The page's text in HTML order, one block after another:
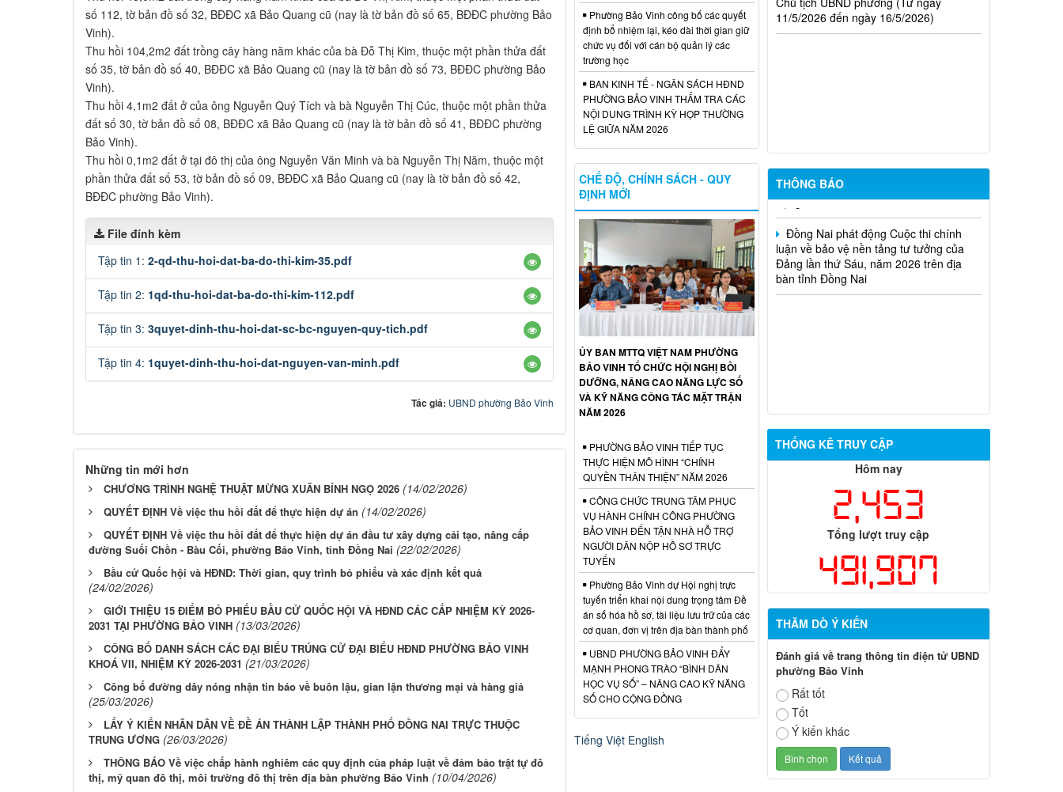
số 112, tờ bản đồ số 32, BĐĐC xã Bảo Quang cũ (nay là tờ bản đồ số 65, BĐĐC phường Bảo
Vinh).
Thu hồi 104,2m2 đất trồng cây hàng năm khác của bà Đỗ Thị Kim, thuộc một phần thửa đất
số 35, tờ bản đồ số 40, BĐĐC xã Bảo Quang cũ (nay là tờ bản đồ số 73, BĐĐC phường Bảo
Vinh).
Thu hồi 4,1m2 đất ở của ông Nguyễn Quý Tích và bà Nguyễn Thị Cúc, thuộc một phần thửa
đất số 30, tờ bản đồ số 08, BĐĐC xã Bảo Quang cũ (nay là tờ bản đồ số 41, BĐĐC phường
Bảo Vinh).
Thu hồi 0,1m2 đất ở tại đô thị của ông Nguyễn Văn Minh và bà Nguyễn Thị Năm, thuộc một
phần thửa đất số 53, tờ bản đồ số 09, BĐĐC xã Bảo Quang cũ (nay là tờ bản đồ số 42,
BĐĐC phường Bảo Vinh).
File đính kèm
Tập tin 1: 2-qd-thu-hoi-dat-ba-do-thi-kim-35.pdf
Tập tin 2: 1qd-thu-hoi-dat-ba-do-thi-kim-112.pdf
Tập tin 3: 3quyet-dinh-thu-hoi-dat-sc-bc-nguyen-quy-tich.pdf
Tập tin 4: 1quyet-dinh-thu-hoi-dat-nguyen-van-minh.pdf
Tác giả: UBND phường Bảo Vinh
Những tin mới hơn
CHƯƠNG TRÌNH NGHỆ THUẬT MỪNG XUÂN BÍNH NGỌ 2026 (14/02/2026)
QUYẾT ĐỊNH Về việc thu hồi đất để thực hiện dự án (14/02/2026)
QUYẾT ĐỊNH Về việc thu hồi đất để thực hiện dự án đầu tư xây dựng cải tạo, nâng cấp
đường Suối Chồn - Bàu Cối, phường Bảo Vinh, tỉnh Đồng Nai (22/02/2026)
Bầu cử Quốc hội và HĐND: Thời gian, quy trình bỏ phiếu và xác định kết quả
(24/02/2026)
GIỚI THIỆU 15 ĐIỂM BỎ PHIẾU BẦU CỬ QUỐC HỘI VÀ HĐND CÁC CẤP NHIỆM KỲ 2026-
2031 TẠI PHƯỜNG BẢO VINH (13/03/2026)
CÔNG BỐ DANH SÁCH CÁC ĐẠI BIỂU TRÚNG CỬ ĐẠI BIỂU HĐND PHƯỜNG BẢO VINH
KHOÁ VII, NHIỆM KỲ 2026-2031 (21/03/2026)
Công bố đường dây nóng nhận tin báo về buôn lậu, gian lận thương mại và hàng giả
(25/03/2026)
LẤY Ý KIẾN NHÂN DÂN VỀ ĐỀ ÁN THÀNH LẬP THÀNH PHỐ ĐỒNG NAI TRỰC THUỘC
TRUNG ƯƠNG (26/03/2026)
THÔNG BÁO Về việc chấp hành nghiêm các quy định của pháp luật về đảm bảo trật tự đô
thị, mỹ quan đô thị, môi trường đô thị trên địa bàn phường Bảo Vinh (10/04/2026)
THÔNG BÁO
Phường Bảo Vinh thông báo tuyển
dụng viên chức năm 2026
Đồng Nai phát động Cuộc thi chính
luận về bảo vệ nền tảng tư tưởng của
Đảng lần thứ Sáu, năm 2026 trên địa
bàn tỉnh Đồng Nai
THỐNG KÊ TRUY CẬP
Hôm nay
2,453
Tổng lượt truy cập
491,907
THĂM DÒ Ý KIẾN
Đánh giá về trang thông tin điện tử UBND
phường Bảo Vinh
Rất tốt
Tốt
Ý kiến khác
Phường Bảo Vinh công bố các quyết
định bổ nhiệm lại, kéo dài thời gian giữ
chức vụ đối với cán bộ quản lý các
trường học
BAN KINH TẾ - NGÂN SÁCH HĐND
PHƯỜNG BẢO VINH THẨM TRA CÁC
NỘI DUNG TRÌNH KỲ HỌP THƯỜNG
LỆ GIỮA NĂM 2026
CHẾ ĐỘ, CHÍNH SÁCH - QUY
ĐỊNH MỚI
ỦY BAN MTTQ VIỆT NAM PHƯỜNG
BẢO VINH TỔ CHỨC HỘI NGHỊ BỒI
DƯỠNG, NÂNG CAO NĂNG LỰC SỐ
VÀ KỸ NĂNG CÔNG TÁC MẶT TRẬN
NĂM 2026
PHƯỜNG BẢO VINH TIẾP TỤC
THỰC HIỆN MÔ HÌNH “CHÍNH
QUYỀN THÂN THIỆN” NĂM 2026
CÔNG CHỨC TRUNG TÂM PHỤC
VỤ HÀNH CHÍNH CÔNG PHƯỜNG
BẢO VINH ĐẾN TẬN NHÀ HỖ TRỢ
NGƯỜI DÂN NỘP HỒ SƠ TRỰC
TUYẾN
Phường Bảo Vinh dự Hội nghị trực
tuyến triển khai nội dung trọng tâm Đề
án số hóa hồ sơ, tài liệu lưu trữ của các
cơ quan, đơn vị trên địa bàn thành phố
UBND PHƯỜNG BẢO VINH ĐẨY
MẠNH PHONG TRÀO “BÌNH DÂN
HỌC VỤ SỐ” – NÂNG CAO KỸ NĂNG
SỐ CHO CỘNG ĐỒNG
Tiếng Việt English